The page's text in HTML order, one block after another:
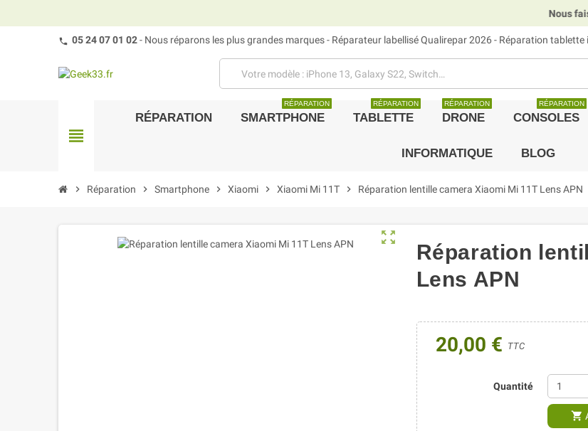
Nous faisons
05 24 07 01 02- Nous réparons les plus grandes marques - Réparateur labellisé Qualirepar 2026 - Réparation
view_headline
RÉPARATION SMARTPHONE
RÉPARATION
TABLETTE
RÉPARATION
DRONE
RÉPARATION
CONSOLES
RÉPARATION
INFORMATIQUE BLOG
chevron_right Réparation chevron_right Smartphone chevron_right Xiaomi chevron_right Xiaomi Mi 11T chevron_right Réparation lentille camera Xiaomi Mi 11T Lens APN
zoom_out_map
Réparation
Lens APN
20,00 € TTC
Quantité
shopping_cart